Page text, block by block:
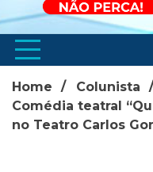
Home
Colunista
Comédia teatral
no Teatro Carlos